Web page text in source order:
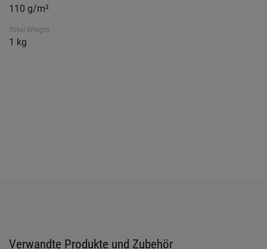
110 g/m²
Total Weight
1 kg
Verwandte Produkte und Zubehör